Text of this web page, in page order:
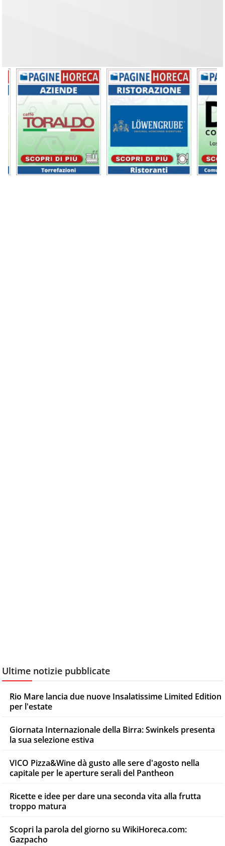
Ultime notizie pubblicate
Rio Mare lancia due nuove Insalatissime Limited Edition
per l'estate
Giornata Internazionale della Birra: Swinkels presenta
la sua selezione estiva
VICO Pizza&Wine dà gusto alle sere d'agosto nella
capitale per le aperture serali del Pantheon
Ricette e idee per dare una seconda vita alla frutta
troppo matura
Scopri la parola del giorno su WikiHoreca.com:
Gazpacho